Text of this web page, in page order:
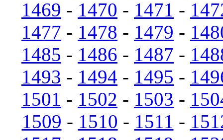
1469 - 1470 - 1471 -
1477 - 1478 - 1479 -
1485 - 1486 - 1487 -
1493 - 1494 - 1495 -
1501 - 1502 - 1503 -
1509 - 1510 - 1511 -